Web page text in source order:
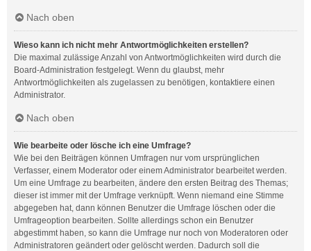
Nach oben
Wieso kann ich nicht mehr Antwortmöglichkeiten erstellen?
Die maximal zulässige Anzahl von Antwortmöglichkeiten wird durch die
Board-Administration festgelegt. Wenn du glaubst, mehr
Antwortmöglichkeiten als zugelassen zu benötigen, kontaktiere einen
Administrator.
Nach oben
Wie bearbeite oder lösche ich eine Umfrage?
Wie bei den Beiträgen können Umfragen nur vom ursprünglichen
Verfasser, einem Moderator oder einem Administrator bearbeitet werden.
Um eine Umfrage zu bearbeiten, ändere den ersten Beitrag des Themas;
dieser ist immer mit der Umfrage verknüpft. Wenn niemand eine Stimme
abgegeben hat, dann können Benutzer die Umfrage löschen oder die
Umfrageoption bearbeiten. Sollte allerdings schon ein Benutzer
abgestimmt haben, so kann die Umfrage nur noch von Moderatoren oder
Administratoren geändert oder gelöscht werden. Dadurch soll die